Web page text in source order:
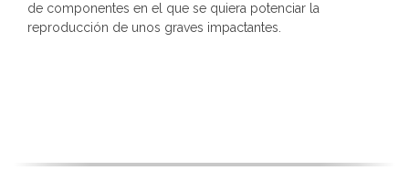
de componentes en el que se quiera potenciar la
reproducción de unos graves impactantes.